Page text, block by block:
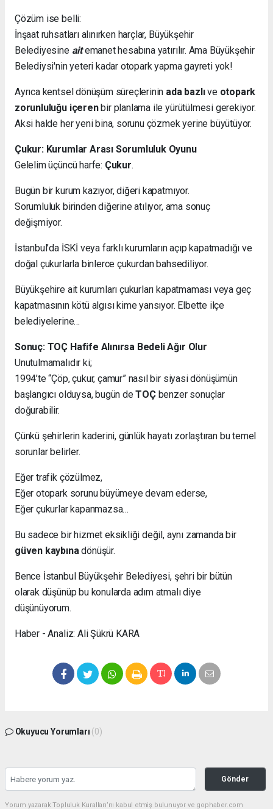
Çözüm ise belli:
İnşaat ruhsatları alınırken harçlar, Büyükşehir
Belediyesine aitemanet hesabına yatırılır. Ama Büyükşehir
Belediysi'nin yeteri kadar otopark yapma gayreti yok!
Ayrıca kentsel dönüşüm süreçlerinin ada bazlıve otopark
zorunluluğu içerenbir planlama ile yürütülmesi gerekiyor.
Aksi halde her yeni bina, sorunu çözmek yerine büyütüyor.
Çukur: Kurumlar Arası Sorumluluk Oyunu
Gelelim üçüncü harfe: Çukur.
Bugün bir kurum kazıyor, diğeri kapatmıyor.
Sorumluluk birinden diğerine atılıyor, ama sonuç
değişmiyor.
İstanbul’da İSKİ veya farklı kurumların açıp kapatmadığı ve
doğal çukurlarla binlerce çukurdan bahsediliyor.
Büyükşehire ait kurumları çukurları kapatmaması veya geç
kapatmasının kötü algısı kime yansıyor. Elbette ilçe
belediyelerine…
Sonuç: TOÇ Hafife Alınırsa Bedeli Ağır Olur
Unutulmamalıdır ki;
1994’te “Çöp, çukur, çamur” nasıl bir siyasi dönüşümün
başlangıcı olduysa, bugün deTOÇbenzer sonuçlar
doğurabilir.
Çünkü şehirlerin kaderini, günlük hayatı zorlaştıran bu temel
sorunlar belirler.
Eğer trafik çözülmez,
Eğer otopark sorunu büyümeye devam ederse,
Eğer çukurlar kapanmazsa…
Bu sadece bir hizmet eksikliği değil, aynı zamanda bir
güven kaybınadönüşür.
Bence İstanbul Büyükşehir Belediyesi, şehri bir bütün
olarak düşünüp bu konularda adım atmalı diye
düşünüyorum.
Haber - Analiz: Ali Şükrü KARA
Okuyucu Yorumları (0)
Gönder
Yorum yazarak Topluluk Kuralları’nı kabul etmiş bulunuyor ve gophaber.com